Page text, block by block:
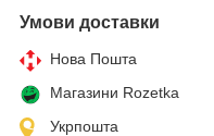
Умови доставки
Нова Пошта
Магазини Rozetka
Укрпошта